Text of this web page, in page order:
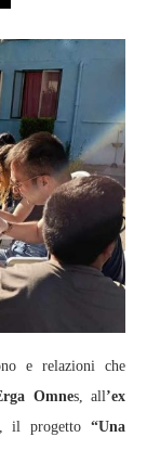
e relazioni che
Omnes, all’ex
il progetto“Una